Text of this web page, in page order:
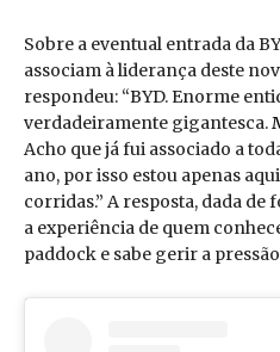
Sobre a eventual entrada da
associam à liderança deste
respondeu: “BYD. Enorme
verdadeiramente gigantesca.
Acho que já fui associado a
ano, por isso estou apenas
corridas.” A resposta, dada
a experiência de quem
paddock e sabe gerir a